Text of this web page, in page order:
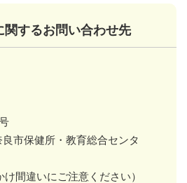
関するお問い合わせ先
市保健所・教育総合センタ
け間違いにご注意ください）